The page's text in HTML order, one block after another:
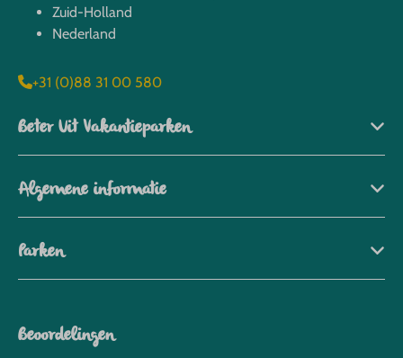
Zuid-Holland
Nederland
+31 (0)88 31 00 580
Beter Uit Vakantieparken
Algemene informatie
Parken
Beoordelingen